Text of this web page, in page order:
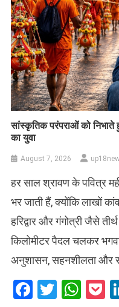
सांस्कृतिक परंपराओं को निभाते
का युवा
August 7, 2026
हर साल श्रावण के पवित्र
भर जाती हैं, क्योंकि लाखों
हरिद्वार और गंगोत्री जैसे
किलोमीटर पैदल चलकर
अनुशासन, सहनशीलता और
Facebook
Twitter